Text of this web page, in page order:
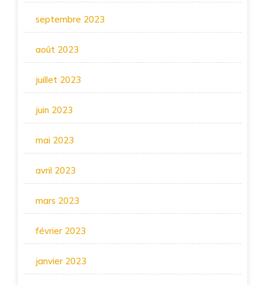
septembre 2023
août 2023
juillet 2023
juin 2023
mai 2023
avril 2023
mars 2023
février 2023
janvier 2023